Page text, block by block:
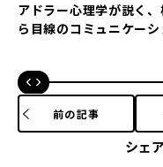
アドラー心理学が説く、
ら目線のコミュニケーシ
前の記事
シェ